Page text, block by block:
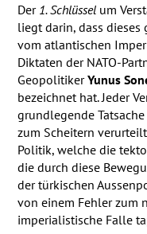
Der 1. Schlüsselum
liegt darin, dass dieses
vom atlantischen
Diktaten der NATO-
GeopolitikerYunus
bezeichnet hat. Jeder
grundlegende
zum Scheitern
Politik, welche die
die durch diese
der türkischen
von einem Fehler zum
imperialistische Falle